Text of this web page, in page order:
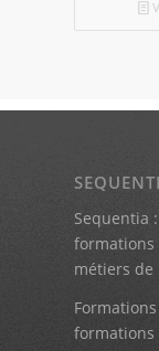
Sequentia
formations
métiers de
formations